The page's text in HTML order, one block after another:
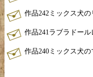
作品242ミックス犬の
作品241ラブラドー
作品240ミックス犬